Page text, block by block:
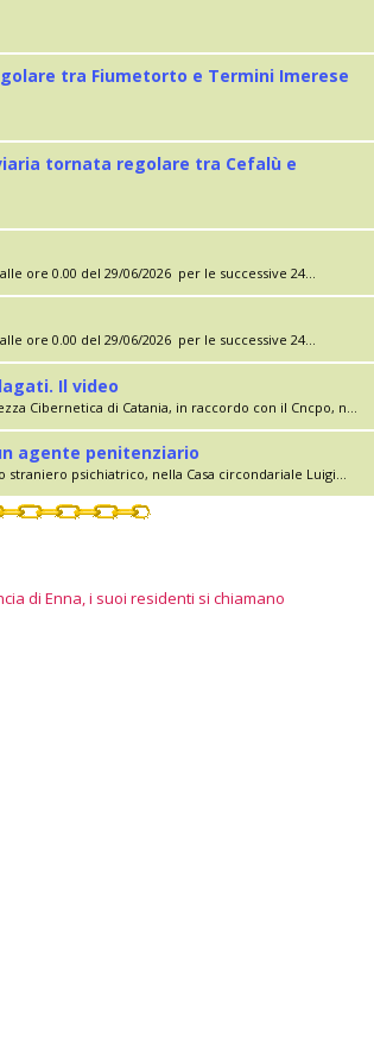
tra Fiumetorto e Termini Imerese
tornata regolare tra Cefalù e
ore 0.00 del 29/06/2026 per le successive 24...
ore 0.00 del 29/06/2026 per le successive 24...
Il video
Cibernetica di Catania, in raccordo con il Cncpo, n...
agente penitenziario
psichiatrico, nella Casa circondariale Luigi...
di Enna, i suoi residenti si chiamano